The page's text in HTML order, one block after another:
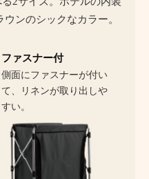
ンのシックなカラー。
ファスナー付
側面にファスナーが付い
て、リネンが取り出しや
すい。